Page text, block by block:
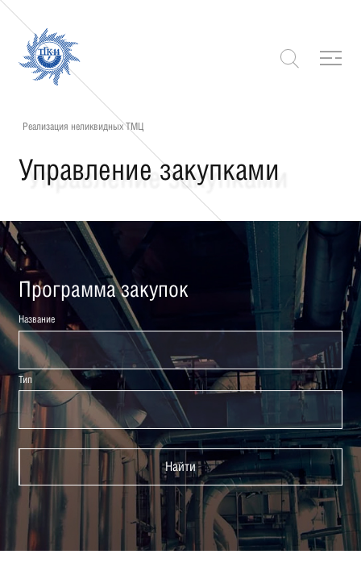
Реализация неликвидных ТМЦ
Управление закупками
Программа закупок
Название
Тип
Найти